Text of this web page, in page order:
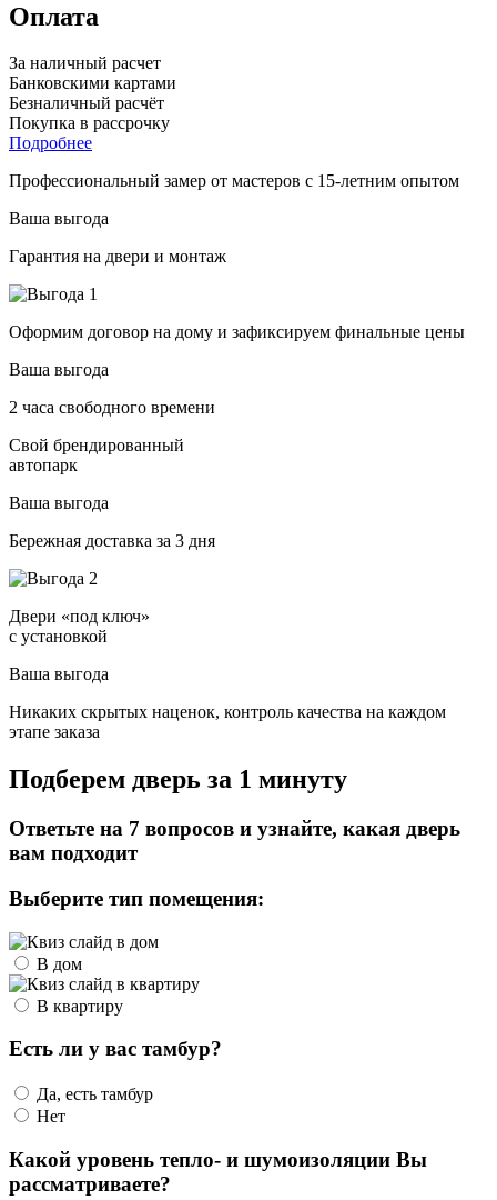
Оплата
За наличный расчет
Банковскими картами
Безналичный расчёт
Покупка в рассрочку
Подробнее
Профессиональный замер от мастеров с 15-летним опытом
Ваша выгода
Гарантия на двери и монтаж
Оформим договор на дому и зафиксируем финальные цены
Ваша выгода
2 часа свободного времени
Свой брендированный
автопарк
Ваша выгода
Бережная доставка за 3 дня
Двери «под ключ»
с установкой
Ваша выгода
Никаких скрытых наценок, контроль качества на каждом
этапе заказа
Подберем дверь за 1 минуту
Ответьте на 7 вопросов и узнайте, какая дверь
вам подходит
Выберите тип помещения:
В дом
В квартиру
Есть ли у вас тамбур?
Да, есть тамбур
Нет
Какой уровень тепло- и шумоизоляции Вы
рассматриваете?